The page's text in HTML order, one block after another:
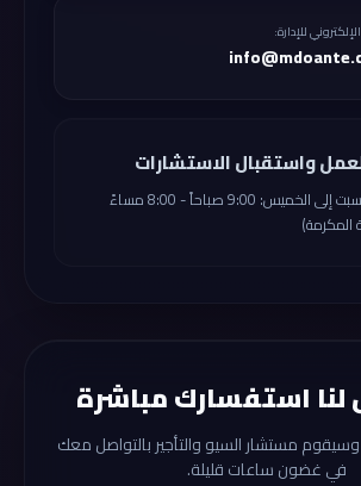
للإدارة:
واستقبال الاستشارات
يومياً من السبت إلى الخميس: 9:00 صباحاً - 8:00 مساءً
لنا استفسارك مباشرة
وسيقوم مستشار السيو والتأجير بالتواصل معك
في غضون ساعات قليلة.